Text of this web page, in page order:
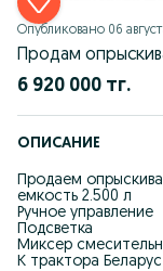
Опубликовано 06
Продам
6 920 000 тг.
ОПИСАНИЕ
Продаем
емкость 2.500 л
Ручное управление
Подсветка
Миксер
К трактора Беларус